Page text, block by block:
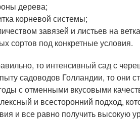
дерева;
корневой системы;
завязей и листьев на
сортов под конкретные условия.
то интенсивный сад с
садоводов Голландии, то они
с отменными вкусовыми
и всесторонний подход,
и все равно получить высокую